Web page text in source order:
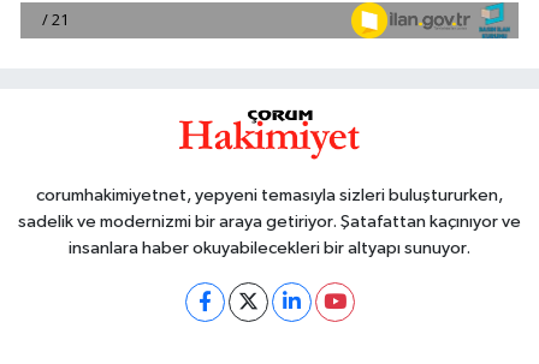
corumhakimiyetnet, yepyeni temasıyla sizleri buluştururken,
sadelik ve modernizmi bir araya getiriyor. Şatafattan kaçınıyor ve
insanlara haber okuyabilecekleri bir altyapı sunuyor.